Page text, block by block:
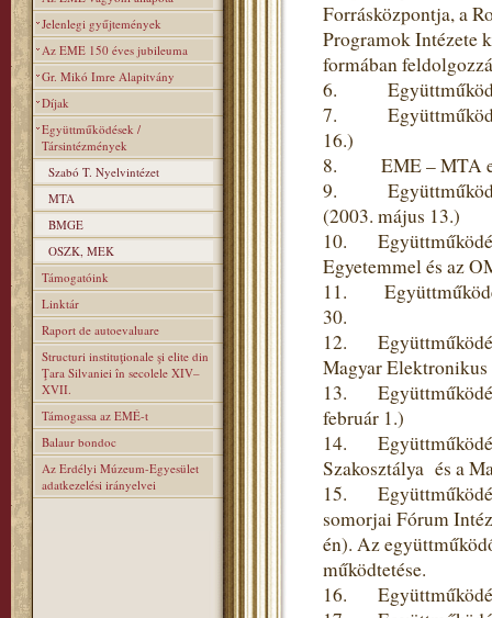
Jelenlegi gyűjtemények
Az EME 150 éves jubileuma
Gr. Mikó Imre Alapitvány
Díjak
Együttműködések /
Társintézmények
Szabó T. Nyelvintézet
MTA
BMGE
OSZK, MEK
Támogatóink
Linktár
Raport de autoevaluare
Structuri instituţionale şi elite din
Ţara Silvaniei în secolele XIV–
XVII.
Támogassa az EMÉ-t
Balaur bondoc
Az Erdélyi Múzeum-Egyesület
adatkezelési irányelvei
Forrásközpontja, a
Programok Intézete
formában
6. Együttműködési
7. Együttműködési
16.)
8. EME – MTA
9. Együttműködési
(2003. május 13.)
10.
Egyetemmel és az
11.
30.
12.
Magyar
13.
február 1.)
14.
Szakosztálya és a
15.
somorjai Fórum
én). Az
működtetése.
16.